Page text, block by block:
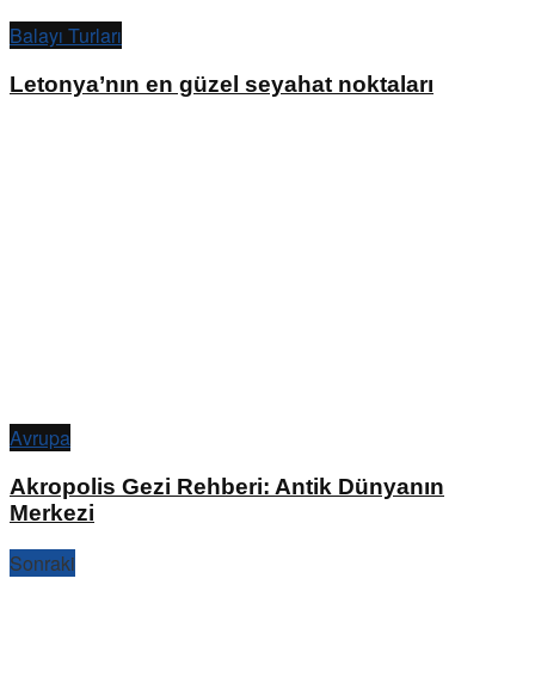
Balayı Turları
Letonya’nın en güzel seyahat noktaları
Avrupa
Akropolis Gezi Rehberi: Antik Dünyanın
Merkezi
Sonraki